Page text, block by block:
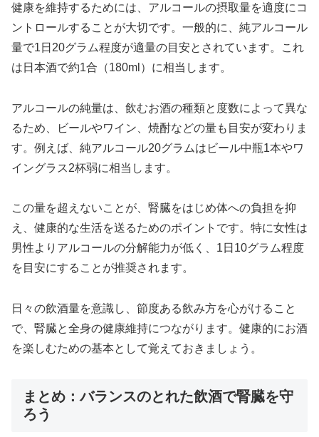
健康を維持するためには、アルコールの摂取量を適度にコ
ントロールすることが大切です。一般的に、純アルコール
量で1日20グラム程度が適量の目安とされています。これ
は日本酒で約1合（180ml）に相当します。
アルコールの純量は、飲むお酒の種類と度数によって異な
るため、ビールやワイン、焼酎などの量も目安が変わりま
す。例えば、純アルコール20グラムはビール中瓶1本やワ
イングラス2杯弱に相当します。
この量を超えないことが、腎臓をはじめ体への負担を抑
え、健康的な生活を送るためのポイントです。特に女性は
男性よりアルコールの分解能力が低く、1日10グラム程度
を目安にすることが推奨されます。
日々の飲酒量を意識し、節度ある飲み方を心がけること
で、腎臓と全身の健康維持につながります。健康的にお酒
を楽しむための基本として覚えておきましょう。
まとめ：バランスのとれた飲酒で腎臓を守
ろう